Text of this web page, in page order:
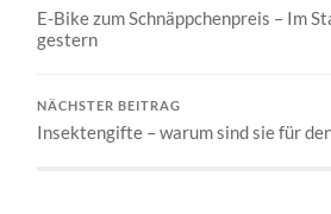
E-Bike zum Schnäppchenpreis – Im
gestern
NÄCHSTER BEITRAG
Insektengifte – warum sind sie für